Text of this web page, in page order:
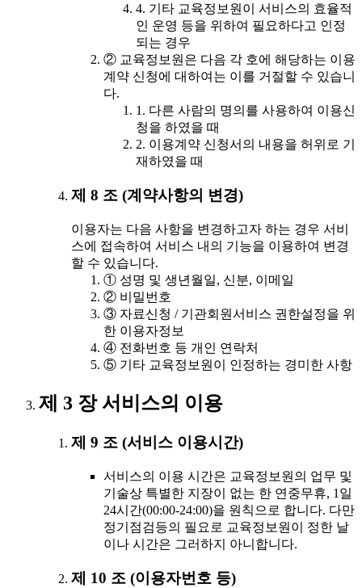
4. 기타 교육정보원이 서비스의 효율적
인 운영 등을 위하여 필요하다고 인정
되는 경우
② 교육정보원은 다음 각 호에 해당하는 이용
계약 신청에 대하여는 이를 거절할 수 있습니
다.
1. 다른 사람의 명의를 사용하여 이용신
청을 하였을 때
2. 이용계약 신청서의 내용을 허위로 기
재하였을 때
제 8 조 (계약사항의 변경)
이용자는 다음 사항을 변경하고자 하는 경우 서비
스에 접속하여 서비스 내의 기능을 이용하여 변경
할 수 있습니다.
① 성명 및 생년월일, 신분, 이메일
② 비밀번호
③ 자료신청 / 기관회원서비스 권한설정을 위
한 이용자정보
④ 전화번호 등 개인 연락처
⑤ 기타 교육정보원이 인정하는 경미한 사항
제 3 장 서비스의 이용
제 9 조 (서비스 이용시간)
서비스의 이용 시간은 교육정보원의 업무 및
기술상 특별한 지장이 없는 한 연중무휴, 1일
24시간(00:00-24:00)을 원칙으로 합니다. 다만
정기점검등의 필요로 교육정보원이 정한 날
이나 시간은 그러하지 아니합니다.
제 10 조 (이용자번호 등)